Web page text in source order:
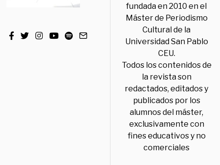
fundada en 2010 en el
Máster de Periodismo
Cultural de la
Universidad San Pablo
CEU.
Todos los contenidos de
la revista son
redactados, editados y
publicados por los
alumnos del máster,
exclusivamente con
fines educativos y no
comerciales